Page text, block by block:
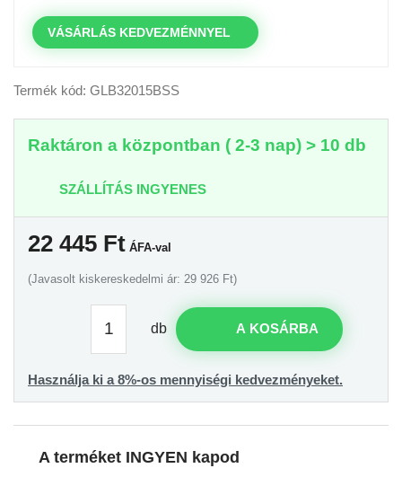
VÁSÁRLÁS KEDVEZMÉNNYEL
Termék kód: GLB32015BSS
Raktáron a központban ( 2-3 nap) > 10 db
SZÁLLÍTÁS INGYENES
22 445 Ft ÁFA-val
(Javasolt kiskereskedelmi ár: 29 926 Ft)
db A KOSÁRBA
Használja ki a 8%-os mennyiségi kedvezményeket.
A terméket INGYEN kapod